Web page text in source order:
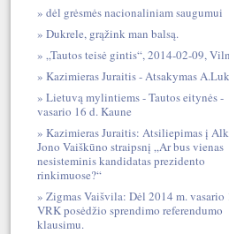
dėl grėsmės nacionaliniam saugumui
Dukrele, grąžink man balsą.
„Tautos teisė gintis“, 2014-02-09,
Kazimieras Juraitis - Atsakymas
Lietuvą mylintiems - Tautos eitynės -
vasario 16 d. Kaune
Kazimieras Juraitis: Atsiliepimas į
Jono Vaiškūno straipsnį „Ar bus vienas
nesisteminis kandidatas prezidento
rinkimuose?“
Zigmas Vaišvila: Dėl 2014 m. vasario
VRK posėdžio sprendimo referendumo
klausimu.